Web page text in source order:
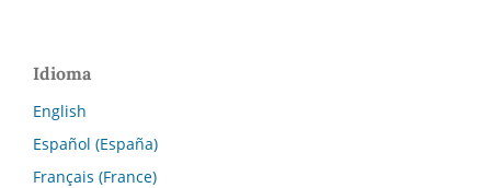
Idioma
English
Español (España)
Français (France)